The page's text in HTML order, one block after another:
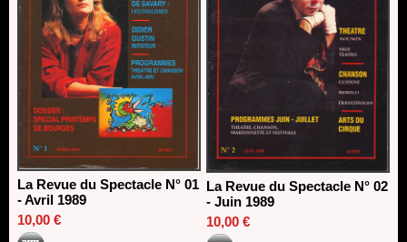
La Revue du Spectacle N° 01
- Avril 1989
10,00 €
La Revue du Spectacle N° 02
- Juin 1989
10,00 €